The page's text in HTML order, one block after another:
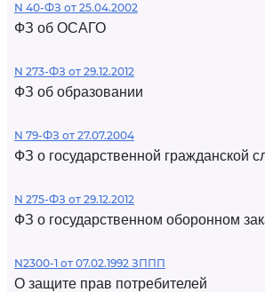
N 40-ФЗ от 25.04.2002
ФЗ об ОСАГО
N 273-ФЗ от 29.12.2012
ФЗ об образовании
N 79-ФЗ от 27.07.2004
ФЗ о государственной гражданской
N 275-ФЗ от 29.12.2012
ФЗ о государственном оборонном
N2300-1 от 07.02.1992 ЗППП
О защите прав потребителей